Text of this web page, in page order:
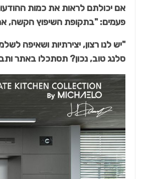
אם יכולתם לראות את כמות
פעמים: "בתקופת השיפוץ הקשה,
"יש לנו רצון, יצירתיות ושאיפה
סלנג טוב, נכון? תסתכלו באתר